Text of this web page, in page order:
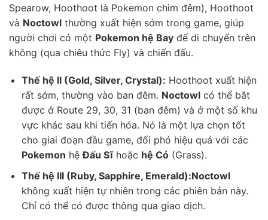
Spearow, Hoothoot là Pokemon chim đêm), Hoothoot
và Noctowl thường xuất hiện sớm trong game, giúp
người chơi có một Pokemon hệ Bay để di chuyển trên
không (qua chiêu thức Fly) và chiến đấu.
Thế hệ II (Gold, Silver, Crystal): Hoothoot xuất hiện
rất sớm, thường vào ban đêm. Noctowlcó thể bắt
được ở Route 29, 30, 31 (ban đêm) và ở một số khu
vực khác sau khi tiến hóa. Nó là một lựa chọn tốt
cho giai đoạn đầu game, đối phó hiệu quả với các
Pokemon hệĐấu Sĩhoặc hệ Cỏ(Grass).
Thế hệ III (Ruby, Sapphire, Emerald):Noctowl
không xuất hiện tự nhiên trong các phiên bản này.
Chỉ có thể có được thông qua giao dịch.